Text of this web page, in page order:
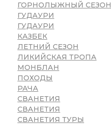
ГОРНОЛЫЖНЫЙ СЕЗОН
ГУДАУРИ
ГУДАУРИ
КАЗБЕК
ЛЕТНИЙ СЕЗОН
ЛИКИЙСКАЯ ТРОПА
МОНБЛАН
ПОХОДЫ
РАЧА
СВАНЕТИЯ
СВАНЕТИЯ
СВАНЕТИЯ ТУРЫ